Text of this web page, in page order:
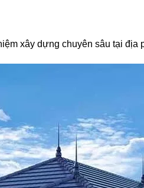
xây dựng chuyên sâu tại địa